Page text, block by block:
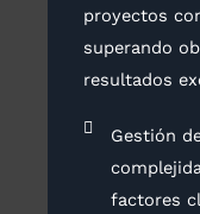
proyectos
superando
resultados
Gestión
factores